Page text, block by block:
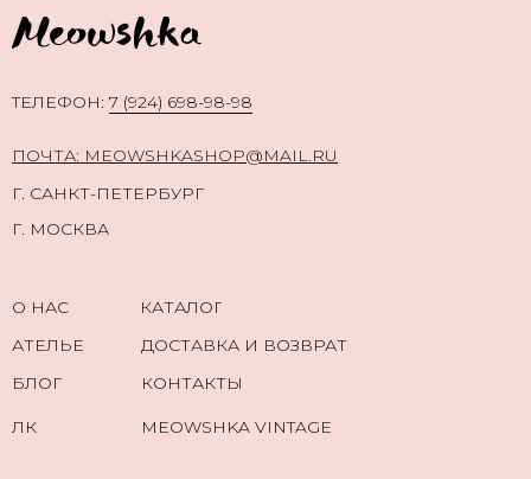
TЕЛЕФОН: 7 (924) 698-98-98
ПОЧТА: MEOWSHKASHOP@MAIL.RU
Г. САНКТ-ПЕТЕРБУРГ
Г. МОСКВА
О НАС
КАТАЛОГ
АТЕЛЬЕ
БЛОГ
MEOWSHKA VINTAGE
ЛК
КОНТАКТЫ
ДОСТАВКА И ВОЗВРАТ